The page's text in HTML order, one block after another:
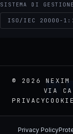
SISTEMA DI
ISO/IEC 20000-
© 2026
VIA
PRIVACYCOOKIE
Privacy Policy